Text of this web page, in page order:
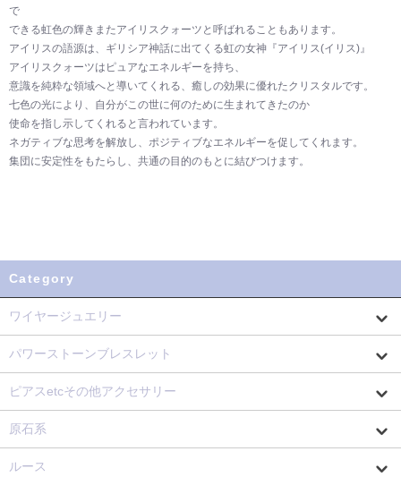
で
できる虹色の輝きまたアイリスクォーツと呼ばれることもあります。
アイリスの語源は、ギリシア神話に出てくる虹の女神『アイリス(イリス)』
アイリスクォーツはピュアなエネルギーを持ち、
意識を純粋な領域へと導いてくれる、癒しの効果に優れたクリスタルです。
七色の光により、自分がこの世に何のために生まれてきたのか
使命を指し示してくれると言われています。
ネガティブな思考を解放し、ポジティブなエネルギーを促してくれます。
集団に安定性をもたらし、共通の目的のもとに結びつけます。
Category
ワイヤージュエリー
パワーストーンブレスレット
ピアスetcその他アクセサリー
原石系
ルース